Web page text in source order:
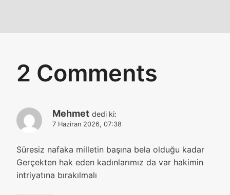
2 Comments
Mehmet dedi ki:
7 Haziran 2026, 07:38
Süresiz nafaka milletin başına bela olduğu kadar
Gerçekten hak eden kadınlarımız da var hakimin
intriyatına bırakılmalı